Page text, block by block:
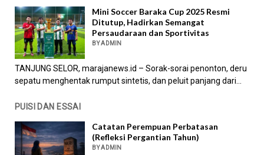
Mini Soccer Baraka Cup 2025 Resmi
Ditutup, Hadirkan Semangat
Persaudaraan dan Sportivitas
BY ADMIN
TANJUNG SELOR, marajanews.id – Sorak-sorai penonton, deru
sepatu menghentak rumput sintetis, dan peluit panjang dari...
PUISI DAN ESSAI
Catatan Perempuan Perbatasan
(Refleksi Pergantian Tahun)
BY ADMIN